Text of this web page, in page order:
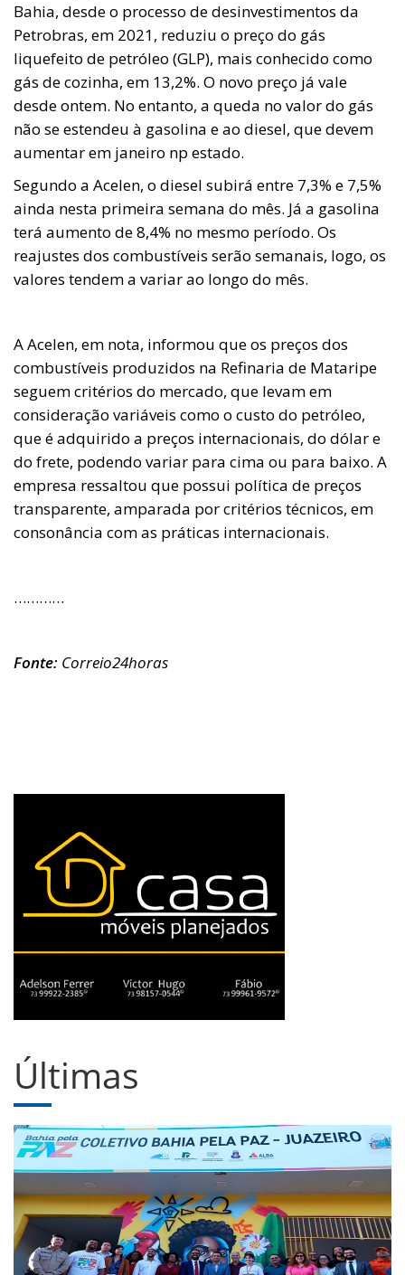
Bahia, desde o processo de desinvestimentos da
Petrobras, em 2021, reduziu o preço do gás
liquefeito de petróleo (GLP), mais conhecido como
gás de cozinha, em 13,2%. O novo preço já vale
desde ontem. No entanto, a queda no valor do gás
não se estendeu à gasolina e ao diesel, que devem
aumentar em janeiro np estado.
Segundo a Acelen, o diesel subirá entre 7,3% e 7,5%
ainda nesta primeira semana do mês. Já a gasolina
terá aumento de 8,4% no mesmo período. Os
reajustes dos combustíveis serão semanais, logo, os
valores tendem a variar ao longo do mês.
A Acelen, em nota, informou que os preços dos
combustíveis produzidos na Refinaria de Mataripe
seguem critérios do mercado, que levam em
consideração variáveis como o custo do petróleo,
que é adquirido a preços internacionais, do dólar e
do frete, podendo variar para cima ou para baixo. A
empresa ressaltou que possui política de preços
transparente, amparada por critérios técnicos, em
consonância com as práticas internacionais.
…………
Fonte: Correio24horas
Últimas